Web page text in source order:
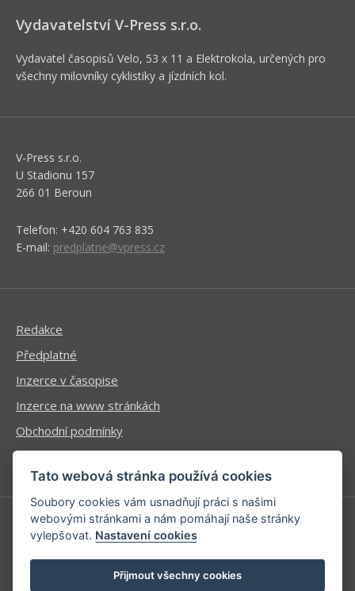
Vydavatelství V-Press s.r.o.
Vydavatel časopisů Velo, 53 x 11 a Elektrokola, určených pro
všechny milovníky cyklistiky a jízdních kol.
V-Press s.r.o.
U Stadionu 157
266 01 Beroun
Telefon: +420 604 763 835
E-mail: predplatne@vpress.cz
Redakce
Předplatné
Inzerce v časopise
Inzerce na www stránkách
Obchodní podmínky
Ochrana osobních údajů
Příhlášení | Registrace
Kontaktní informace
Tato webová stránka používá cookies
Soubory cookies vám usnadňují práci s našimi
webovými stránkami a nám pomáhají naše stránky
vylepšovat. Nastavení cookies
Přijmout všechny cookies